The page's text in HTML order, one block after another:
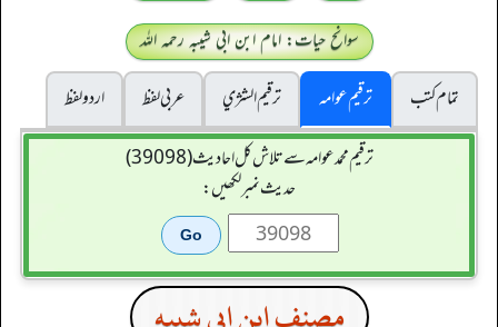
سوانح حیات: امام ابن ابی شیبہ رحمہ اللہ
تمام کتب
ترقیم عوامہ ترقيم الشژي عربی لفظ
اردو لفظ
ترقیم محمدعوامہ سے تلاش کل احادیث (39098)
حدیث نمبر لکھیں: